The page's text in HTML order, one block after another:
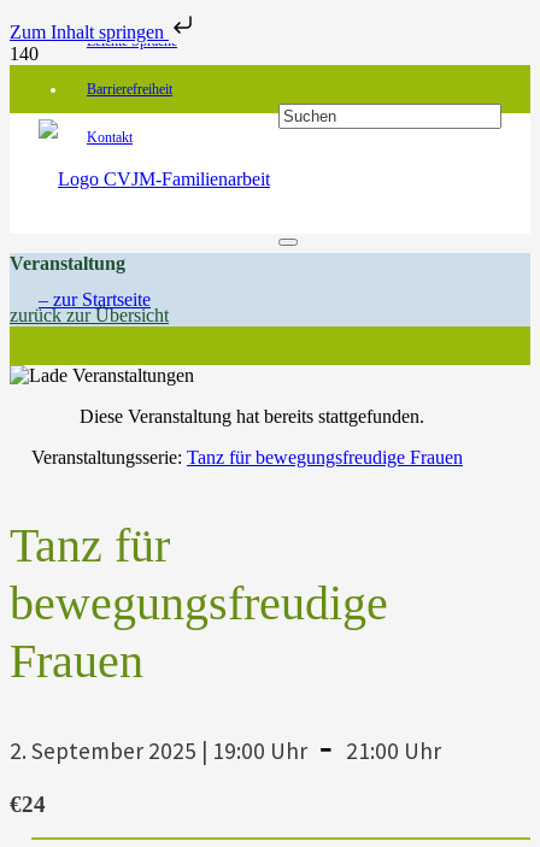
Zum Inhalt springen
Leichte Sprache
Barrierefreiheit
Kontakt
Veranstaltung
zurück zur Übersicht
Diese Veranstaltung hat bereits stattgefunden.
Veranstaltungsserie: Tanz für bewegungsfreudige Frauen
Tanz für
bewegungsfreudige
Frauen
2. September 2025 | 19:00 Uhr - 21:00 Uhr
€24